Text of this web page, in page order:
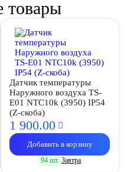
товары
Датчик температуры
Наружного воздуха TS-
E01 NTC10k (3950) IP54
(Z-скоба)
1 900.00
Добавить в корзину
94 шт. Завтра